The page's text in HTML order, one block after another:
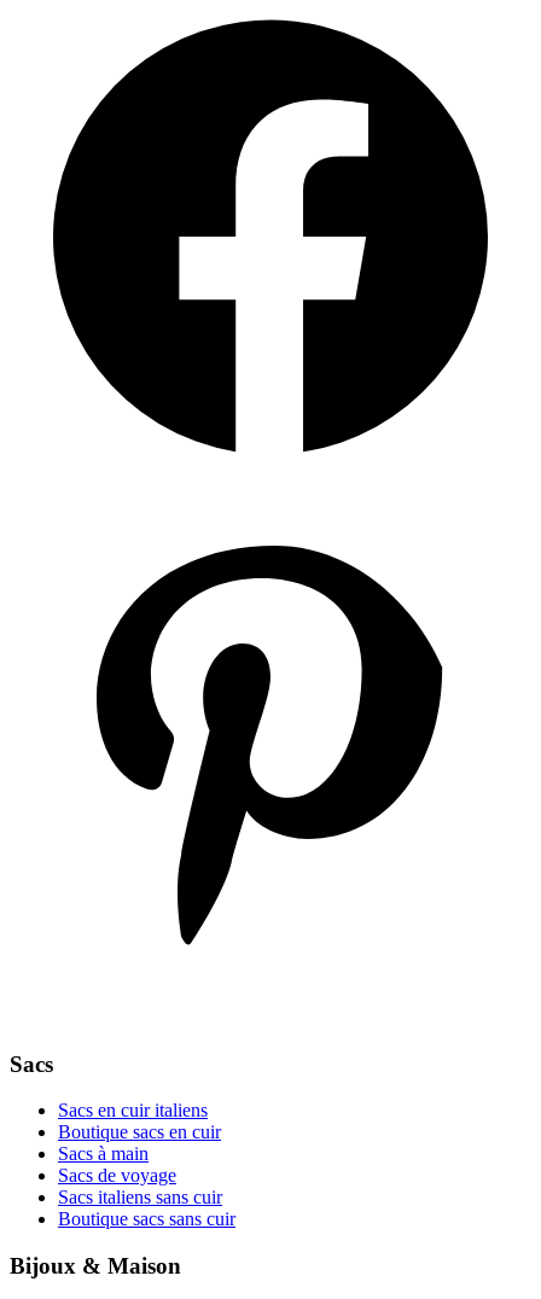
Sacs
Sacs en cuir italiens
Boutique sacs en cuir
Sacs à main
Sacs de voyage
Sacs italiens sans cuir
Boutique sacs sans cuir
Bijoux & Maison